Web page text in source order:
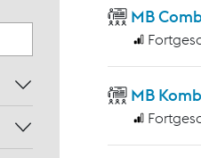
MB
MB